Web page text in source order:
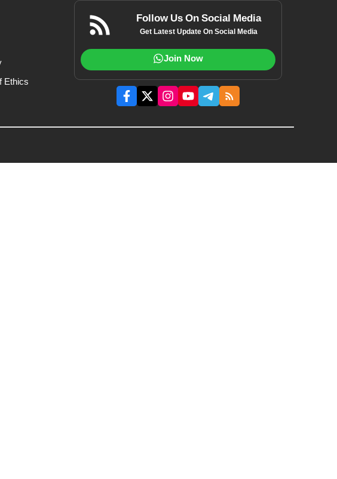
Ethics
Follow Us On Social Media
Get Latest Update On Social Media
Join Now